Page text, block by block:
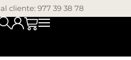
cliente: 977 39 38 78